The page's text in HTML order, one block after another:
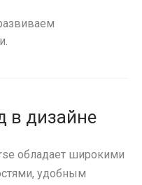
в дизайне
обладает широкими
удобным